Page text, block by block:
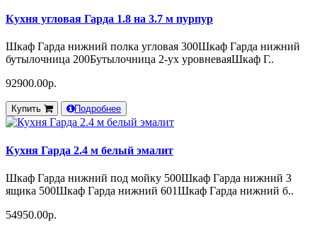
Кухня угловая Гарда 1.8 на 3.7 м пурпур
Шкаф Гарда нижний полка угловая 300Шкаф Гарда нижний
бутылочница 200Бутылочница 2-ух уровневаяШкаф Г..
92900.00р.
Купить Подробнее
Кухня Гарда 2.4 м белый эмалит
Шкаф Гарда нижний под мойку 500Шкаф Гарда нижний 3
ящика 500Шкаф Гарда нижний 601Шкаф Гарда нижний б..
54950.00р.